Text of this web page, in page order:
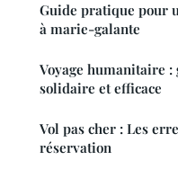
Guide pratique pour
à marie-galante
Voyage humanitaire
solidaire et efficace
Vol pas cher : Les
réservation